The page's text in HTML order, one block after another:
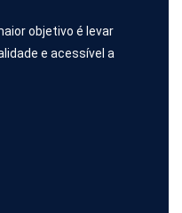
objetivo é levar
e acessível a